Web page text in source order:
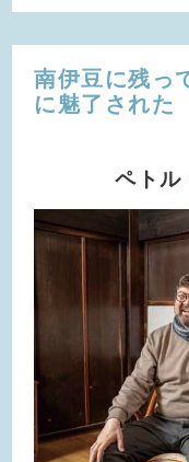
南伊豆に残っ
に魅了された
ペトル